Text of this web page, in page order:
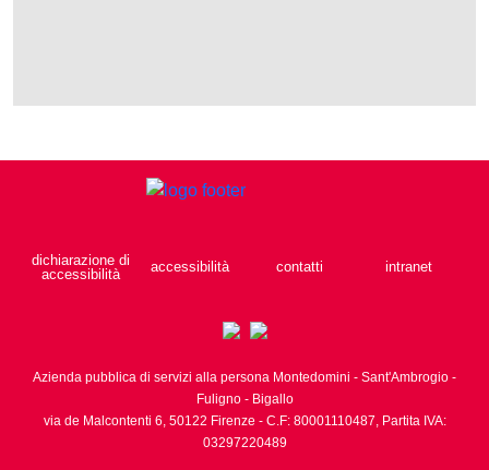
dichiarazione di
accessibilità
accessibilità contatti intranet
Azienda pubblica di servizi alla persona Montedomini - Sant'Ambrogio -
Fuligno - Bigallo
via de Malcontenti 6, 50122 Firenze - C.F: 80001110487, Partita IVA:
03297220489